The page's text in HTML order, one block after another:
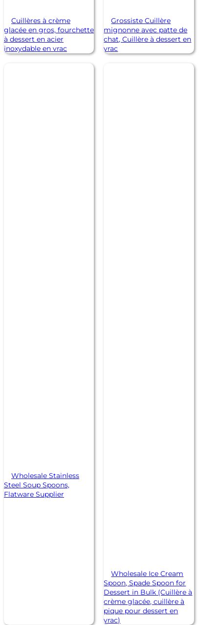
Cuillères à crème
glacée en gros, fourchette
à dessert en acier
inoxydable en vrac
Grossiste Cuillère
mignonne avec patte de
chat, Cuillère à dessert en
vrac
Wholesale Stainless
Steel Soup Spoons,
Flatware Supplier
Wholesale Ice Cream
Spoon, Spade Spoon for
Dessert in Bulk (Cuillère à
crème glacée, cuillère à
pique pour dessert en
vrac)